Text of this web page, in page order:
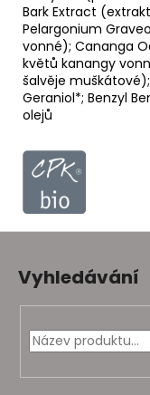
Bark Extract
Pelargonium
vonné); Cananga
květů kanangy
šalvěje
Geraniol*; Benzyl
olejů
Z
Vyhledávání